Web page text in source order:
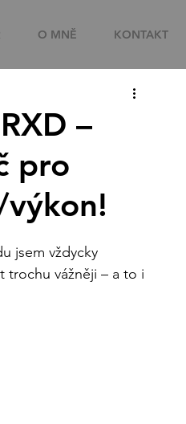
O MNĚ KONTAKT
–
pro
jsem vždycky
trochu vážněji – a to i